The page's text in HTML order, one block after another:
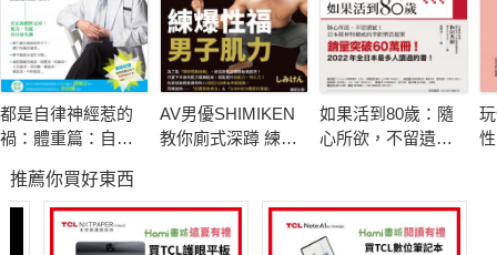
都是自律神經惹的
禍：體重篇：自律
健康瘦身必修學分
AV男優SHIMIKEN
教你廁式深蹲 練爆
如果活到80歲：隨
心所欲，不留遺
推薦你買好東西